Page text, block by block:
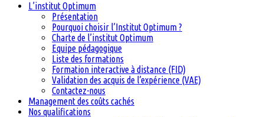
L’institut Optimum
Présentation
Pourquoi choisir l’Institut Optimum ?
Charte de l’institut Optimum
Equipe pédagogique
Liste des formations
Formation interactive à distance (FID)
Validation des acquis de l’expérience (VAE)
Contactez-nous
Management des coûts cachés
Nos qualifications